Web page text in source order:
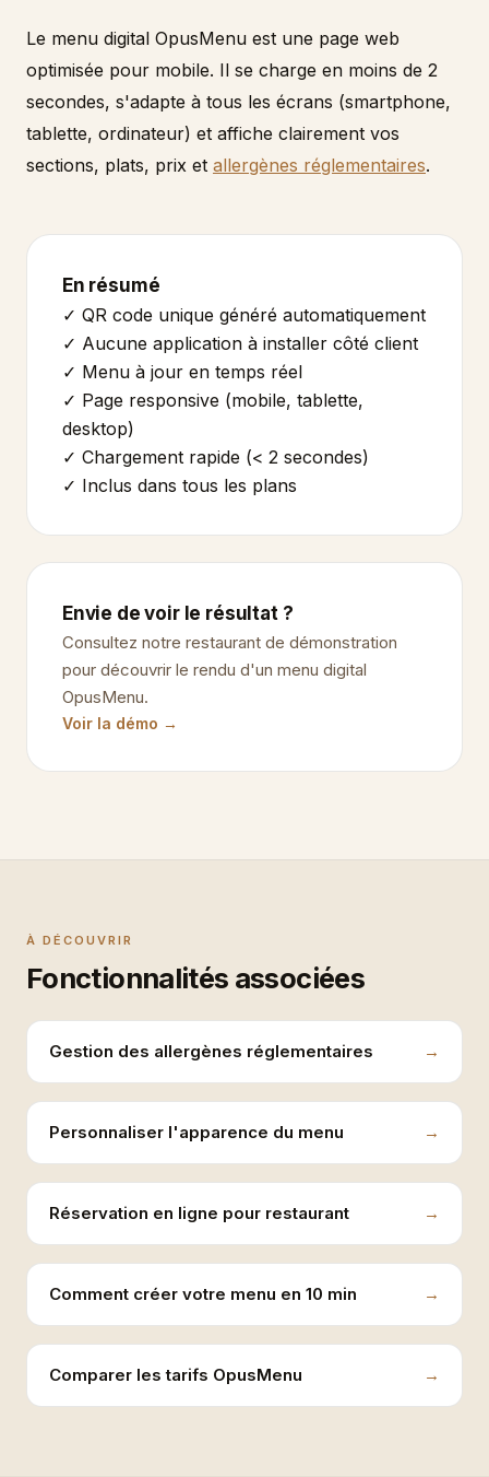
Le menu digital OpusMenu est une page web
optimisée pour mobile. Il se charge en moins de 2
secondes, s'adapte à tous les écrans (smartphone,
tablette, ordinateur) et affiche clairement vos
sections, plats, prix et allergènes réglementaires.
En résumé
✓ QR code unique généré automatiquement
✓ Aucune application à installer côté client
✓ Menu à jour en temps réel
✓ Page responsive (mobile, tablette,
desktop)
✓ Chargement rapide (< 2 secondes)
✓ Inclus dans tous les plans
Envie de voir le résultat ?
Consultez notre restaurant de démonstration
pour découvrir le rendu d'un menu digital
OpusMenu.
Voir la démo →
À DÉCOUVRIR
Fonctionnalités associées
Gestion des allergènes réglementaires
Personnaliser l'apparence du menu
Réservation en ligne pour restaurant
Comment créer votre menu en 10 min
Comparer les tarifs OpusMenu